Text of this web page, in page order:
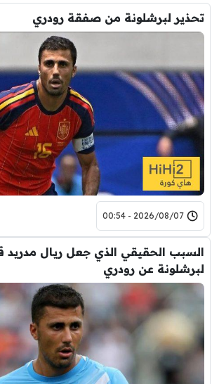
تحذير لبرشلونة من صفقة رودري
2026/08/07 - 00:54
السبب الحقيقي الذي جعل ريال مدريد
لبرشلونة عن رودري